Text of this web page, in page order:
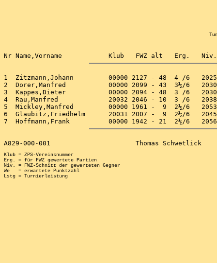
1  Zitzmann,Johann         00000 2127 - 48  4 /6
2  Dorer,Manfred           00000 2099 - 43  3½/6
3  Kappes,Dieter           00000 2094 - 48  3 /6   2030
4  Rau,Manfred             20032 2046 - 10  3 /6   2038
5  Mickley,Manfred         00000 1961 -  9  2½/6
6  Glaubitz,Friedhelm      20031 2007 -  9  2½/6
Klub = ZPS-Vereinsnummer
Erg. = für FWZ gewertete Partien
Niv. = FWZ-Schnitt der gewerteten Gegner
We   = erwartete Punktzahl